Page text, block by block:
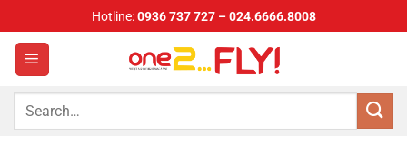
qua
dung
Hotline: 0936 737 727 – 024.6666.8008